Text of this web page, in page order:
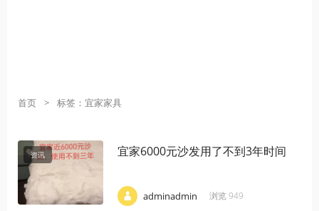
首页 > 标签：宜家家具
资讯 宜家6000元沙发用了不到3年时间
adminadmin 浏览 949